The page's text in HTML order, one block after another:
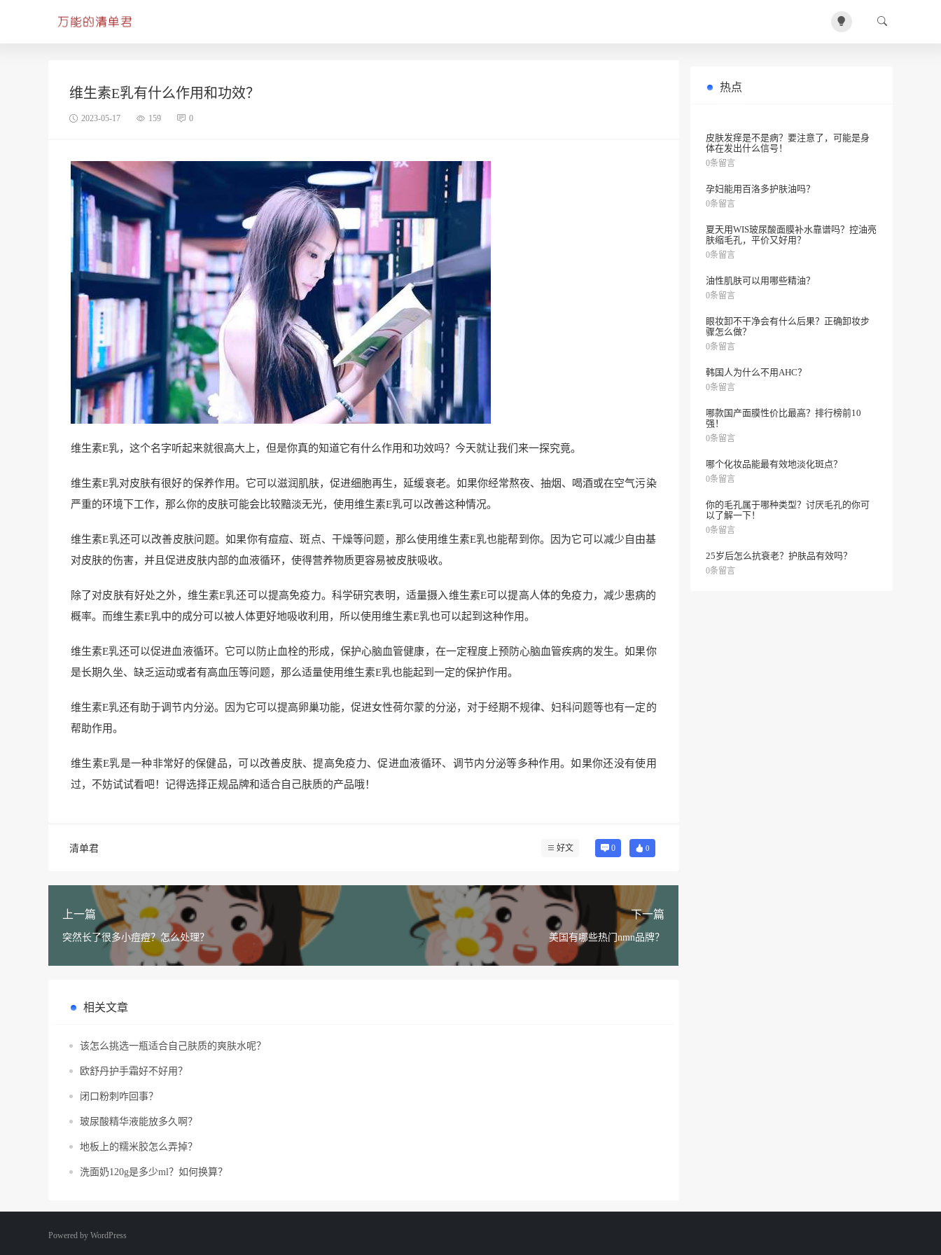
维生素E乳有什么作用和功效？
2023-05-17 159 0
维生素E乳，这个名字听起来就很高大上，但是你真的知道它有什么作用和功效吗？今天就让我们来一探究竟。
维生素E乳对皮肤有很好的保养作用。它可以滋润肌肤，促进细胞再生，延缓衰老。如果你经常熬夜、抽烟、喝酒或在空气污染
严重的环境下工作，那么你的皮肤可能会比较黯淡无光，使用维生素E乳可以改善这种情况。
维生素E乳还可以改善皮肤问题。如果你有痘痘、斑点、干燥等问题，那么使用维生素E乳也能帮到你。因为它可以减少自由基
对皮肤的伤害，并且促进皮肤内部的血液循环，使得营养物质更容易被皮肤吸收。
除了对皮肤有好处之外，维生素E乳还可以提高免疫力。科学研究表明，适量摄入维生素E可以提高人体的免疫力，减少患病的
概率。而维生素E乳中的成分可以被人体更好地吸收利用，所以使用维生素E乳也可以起到这种作用。
维生素E乳还可以促进血液循环。它可以防止血栓的形成，保护心脑血管健康，在一定程度上预防心脑血管疾病的发生。如果你
是长期久坐、缺乏运动或者有高血压等问题，那么适量使用维生素E乳也能起到一定的保护作用。
维生素E乳还有助于调节内分泌。因为它可以提高卵巢功能，促进女性荷尔蒙的分泌，对于经期不规律、妇科问题等也有一定的
帮助作用。
维生素E乳是一种非常好的保健品，可以改善皮肤、提高免疫力、促进血液循环、调节内分泌等多种作用。如果你还没有使用
过，不妨试试看吧！记得选择正规品牌和适合自己肤质的产品哦！
清单君 好文 0 0
上一篇
突然长了很多小痘痘？怎么处理？
下一篇
美国有哪些热门nmn品牌？
相关文章
该怎么挑选一瓶适合自己肤质的爽肤水呢？
欧舒丹护手霜好不好用？
闭口粉刺咋回事？
玻尿酸精华液能放多久啊？
地板上的糯米胶怎么弄掉？
洗面奶120g是多少ml？如何换算？
热点
皮肤发痒是不是病？要注意了，可能是身
体在发出什么信号！
0条留言
孕妇能用百洛多护肤油吗？
0条留言
夏天用WIS玻尿酸面膜补水靠谱吗？控油亮
肤缩毛孔，平价又好用？
0条留言
油性肌肤可以用哪些精油？
0条留言
眼妆卸不干净会有什么后果？正确卸妆步
骤怎么做？
0条留言
韩国人为什么不用AHC？
0条留言
哪款国产面膜性价比最高？排行榜前10
强！
0条留言
哪个化妆品能最有效地淡化斑点？
0条留言
你的毛孔属于哪种类型？讨厌毛孔的你可
以了解一下！
0条留言
25岁后怎么抗衰老？护肤品有效吗？
0条留言
Powered by WordPress